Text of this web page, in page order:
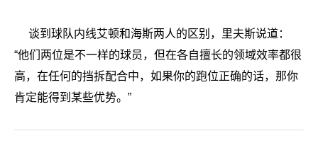
谈到球队内线艾顿和海斯两人的区别，里夫斯说道：
“他们两位是不一样的球员，但在各自擅长的领域效率都很
高，在任何的挡拆配合中，如果你的跑位正确的话，那你
肯定能得到某些优势。”